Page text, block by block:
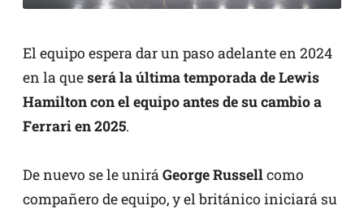
El equipo espera dar un paso adelante en 2024
en la queserá la última temporada de Lewis
Hamilton con el equipo antes de su cambio a
Ferrari en 2025.
De nuevo se le unirá George Russellcomo
compañero de equipo, y el británico iniciará su